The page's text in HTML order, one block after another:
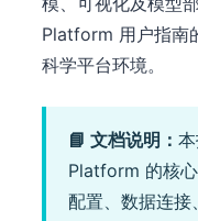
Platform 用户指南
科学平台环境。
📘 文档说明：
Platform 的核
配置、数据连接